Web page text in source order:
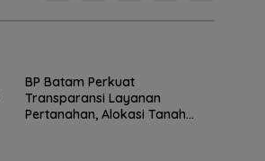
BP Batam Perkuat
Transparansi Layanan
Pertanahan, Alokasi Tanah